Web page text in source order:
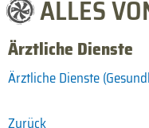
ALLES
Ärztliche Dienste
Ärztliche Dienste
Zurück